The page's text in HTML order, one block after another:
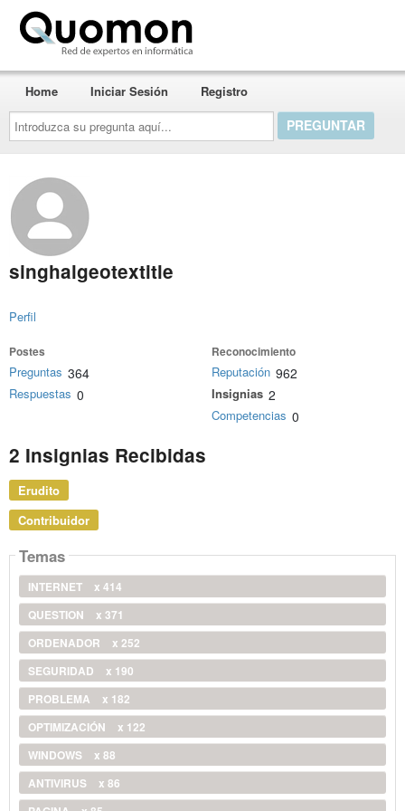
Introduzca
su
pregunta
aquí...
Home Iniciar Sesión Registro
singhalgeotextitle
Perfil
Postes
Preguntas 364
Respuestas 0
Reconocimiento
Reputación 962
Insignias 2
Competencias 0
2 Insignias Recibidas
Erudito
Contribuidor
Temas
INTERNET
x 414
QUESTION
x 371
ORDENADOR
x 252
SEGURIDAD
x 190
PROBLEMA
x 182
OPTIMIZACIÓN
x 122
WINDOWS
x 88
ANTIVIRUS
x 86